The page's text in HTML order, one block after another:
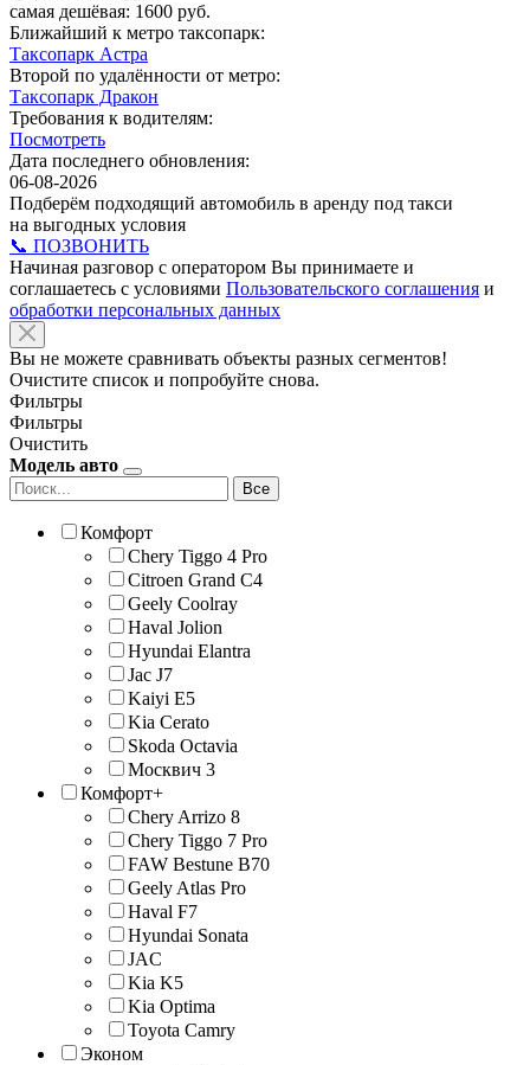
самая дешёвая: 1600 руб.
Ближайший к метро таксопарк:
Таксопарк Астра
Второй по удалённости от метро:
Таксопарк Дракон
Требования к водителям:
Посмотреть
Дата последнего обновления:
06-08-2026
Подберём подходящий автомобиль в аренду под такси
на выгодных условия
📞 ПОЗВОНИТЬ
Начиная разговор с оператором Вы принимаете и
соглашаетесь с условиями Пользовательского соглашения и
обработки персональных данных
Вы не можете сравнивать объекты разных сегментов!
Очистите список и попробуйте снова.
Фильтры
Фильтры
Очистить
Модель авто
Все
Комфорт
Chery Tiggo 4 Pro
Citroen Grand C4
Geely Coolray
Haval Jolion
Hyundai Elantra
Jac J7
Kaiyi E5
Kia Cerato
Skoda Octavia
Москвич 3
Комфорт+
Chery Arrizo 8
Chery Tiggo 7 Pro
FAW Bestune B70
Geely Atlas Pro
Haval F7
Hyundai Sonata
JAС
Kia K5
Kia Optima
Toyota Camry
Эконом